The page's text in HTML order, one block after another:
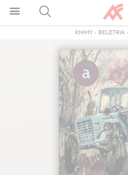
KNIHY- BELETRIA-